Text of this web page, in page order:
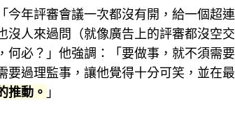
今年評審會議一次都沒有開，給一個超
沒人來過問（就像廣告上的評審都沒空
何必？」他強調：「要做事，就不須需
要過理監事，讓他覺得十分可笑，並在
推動。 」